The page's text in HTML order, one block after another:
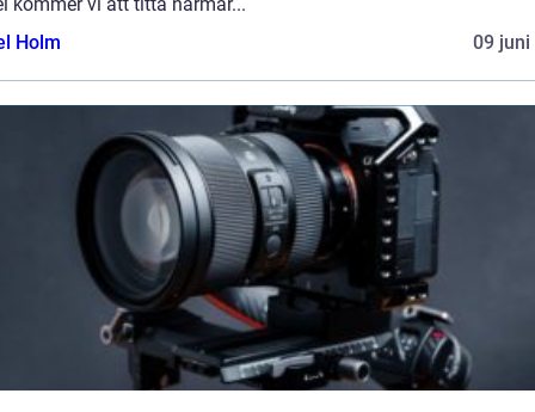
Holm
09 juni